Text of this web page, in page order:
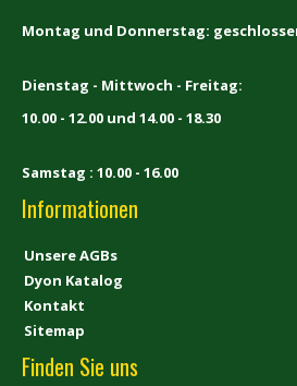
Montag und Donnerstag:
Dienstag - Mittwoch - Freitag:
10.00 - 12.00 und 14.00 - 18.30
Samstag : 10.00 - 16.00
Informationen
Unsere AGBs
Dyon Katalog
Kontakt
Sitemap
Finden Sie uns